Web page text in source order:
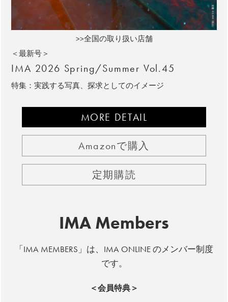
>>全国の取り扱い店舗
＜最新号＞
IMA 2026 Spring/Summer Vol.45
特集：実践する写真、探求としてのイメージ
MORE DETAIL
Amazonで購入
定期購読
IMA Members
「IMA MEMBERS」は、IMA ONLINE のメンバー制度
です。
＜会員特典＞